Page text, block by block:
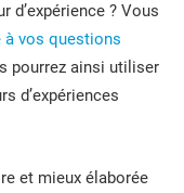
d’expérience ? Vous
à vos questions
pourrez ainsi utiliser
d’expériences
et mieux élaborée